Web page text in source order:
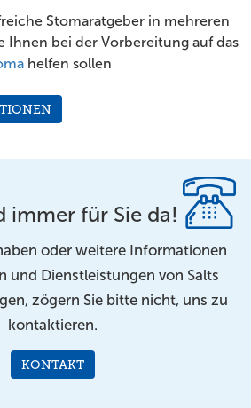
Stomaratgeber in mehreren
Ihnen bei der Vorbereitung auf das
helfen sollen
immer für Sie da!
oder weitere Informationen
und Dienstleistungen von Salts
zögern Sie bitte nicht, uns zu
kontaktieren.
KONTAKT